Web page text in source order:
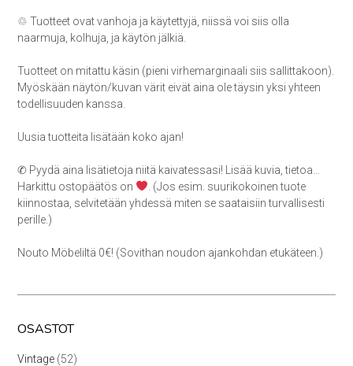
♲ Tuotteet ovat vanhoja ja käytettyjä, niissä voi siis olla
naarmuja, kolhuja, ja käytön jälkiä.
Tuotteet on mitattu käsin (pieni virhemarginaali siis sallittakoon).
Myöskään näytön/kuvan värit eivät aina ole täysin yksi yhteen
todellisuuden kanssa.
Uusia tuotteita lisätään koko ajan!
✆ Pyydä aina lisätietoja niitä kaivatessasi! Lisää kuvia, tietoa…
Harkittu ostopäätös on
. (Jos esim. suurikokoinen tuote
kiinnostaa, selvitetään yhdessä miten se saataisiin turvallisesti
perille.)
Nouto Möbeliltä 0€! (Sovithan noudon ajankohdan etukäteen.)
OSASTOT
Vintage 5252